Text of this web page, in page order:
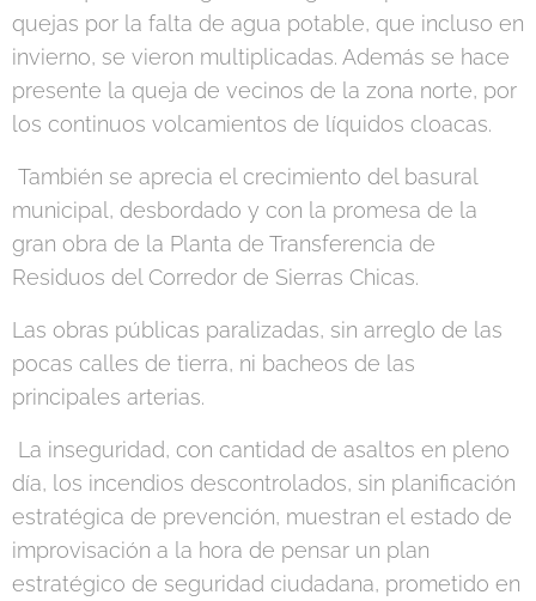
quejas por la falta de agua potable, que incluso en
invierno, se vieron multiplicadas. Además se hace
presente la queja de vecinos de la zona norte, por
los continuos volcamientos de líquidos cloacas.
También se aprecia el crecimiento del basural
municipal, desbordado y con la promesa de la
gran obra de la Planta de Transferencia de
Residuos del Corredor de Sierras Chicas.
Las obras públicas paralizadas, sin arreglo de las
pocas calles de tierra, ni bacheos de las
principales arterias.
La inseguridad, con cantidad de asaltos en pleno
día, los incendios descontrolados, sin planificación
estratégica de prevención, muestran el estado de
improvisación a la hora de pensar un plan
estratégico de seguridad ciudadana, prometido en